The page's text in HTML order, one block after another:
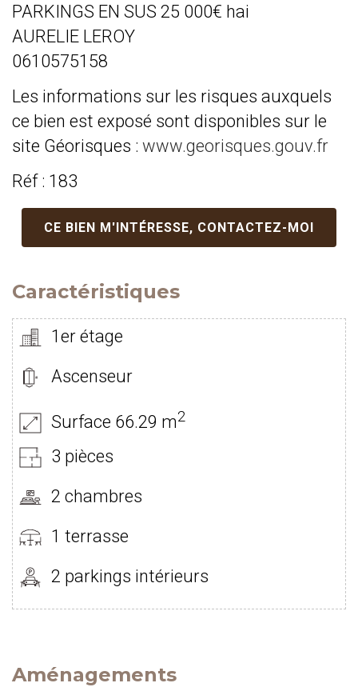
PARKINGS EN SUS 25 000€ hai
AURELIE LEROY
0610575158
Les informations sur les risques auxquels
ce bien est exposé sont disponibles sur le
site Géorisques : www.georisques.gouv.fr
Réf : 183
CE BIEN M'INTÉRESSE, CONTACTEZ-MOI
Caractéristiques
1er étage
Ascenseur
Surface 66.29 m2
3 pièces
2 chambres
1 terrasse
2 parkings intérieurs
Aménagements